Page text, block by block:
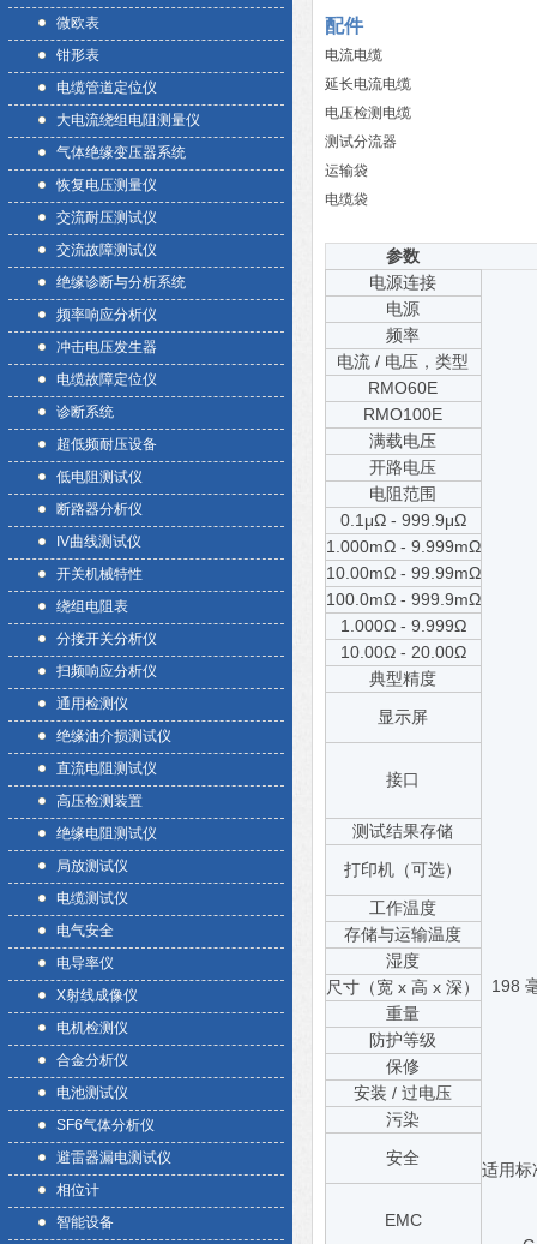
微欧表
钳形表
电缆管道定位仪
大电流绕组电阻测量仪
气体绝缘变压器系统
恢复电压测量仪
交流耐压测试仪
交流故障测试仪
绝缘诊断与分析系统
频率响应分析仪
冲击电压发生器
电缆故障定位仪
诊断系统
超低频耐压设备
低电阻测试仪
断路器分析仪
IV曲线测试仪
开关机械特性
绕组电阻表
分接开关分析仪
扫频响应分析仪
通用检测仪
绝缘油介损测试仪
直流电阻测试仪
高压检测装置
绝缘电阻测试仪
局放测试仪
电缆测试仪
电气安全
电导率仪
X射线成像仪
电机检测仪
合金分析仪
电池测试仪
SF6气体分析仪
避雷器漏电测试仪
相位计
智能设备
配件
电流电缆
延长电流电缆
电压检测电缆
测试分流器
运输袋
电缆袋
参数
电源连接
电源
频率
电流 / 电压，类型
RMO60E
RMO100E
满载电压
开路电压
电阻范围
0.1μΩ - 999.9μΩ
1.000mΩ - 9.999mΩ
10.00mΩ - 99.99mΩ
100.0mΩ - 999.9mΩ
1.000Ω - 9.999Ω
10.00Ω - 20.00Ω
典型精度
显示屏
接口
测试结果存储
打印机（可选）
工作温度
存储与运输温度
湿度
尺寸（宽 x 高 x 深）
198
重量
防护等级
保修
安装 / 过电压
污染
安全
适用标
EMC